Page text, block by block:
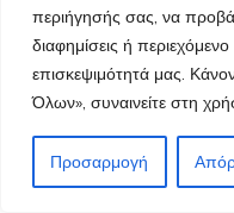
περιήγησής σας, να
διαφημίσεις ή
επισκεψιμότητά μας.
Όλων», συναινείτε στη
Προσαρμογή